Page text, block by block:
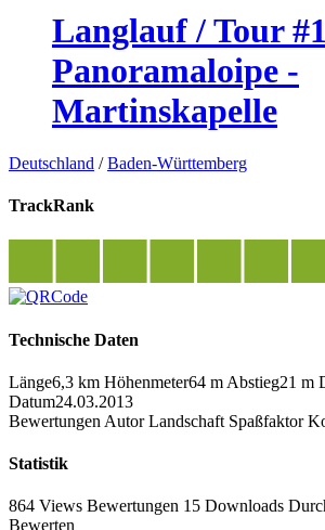
Langlauf / Tour
Panoramaloipe -
Martinskapelle
Deutschland /Baden-Württemberg
TrackRank
Technische Daten
Länge6,3 km Höhenmeter64 m Abstieg21 m
Datum24.03.2013
Bewertungen Autor Landschaft Spaßfaktor
Statistik
864 Views Bewertungen 15 Downloads
Bewerten